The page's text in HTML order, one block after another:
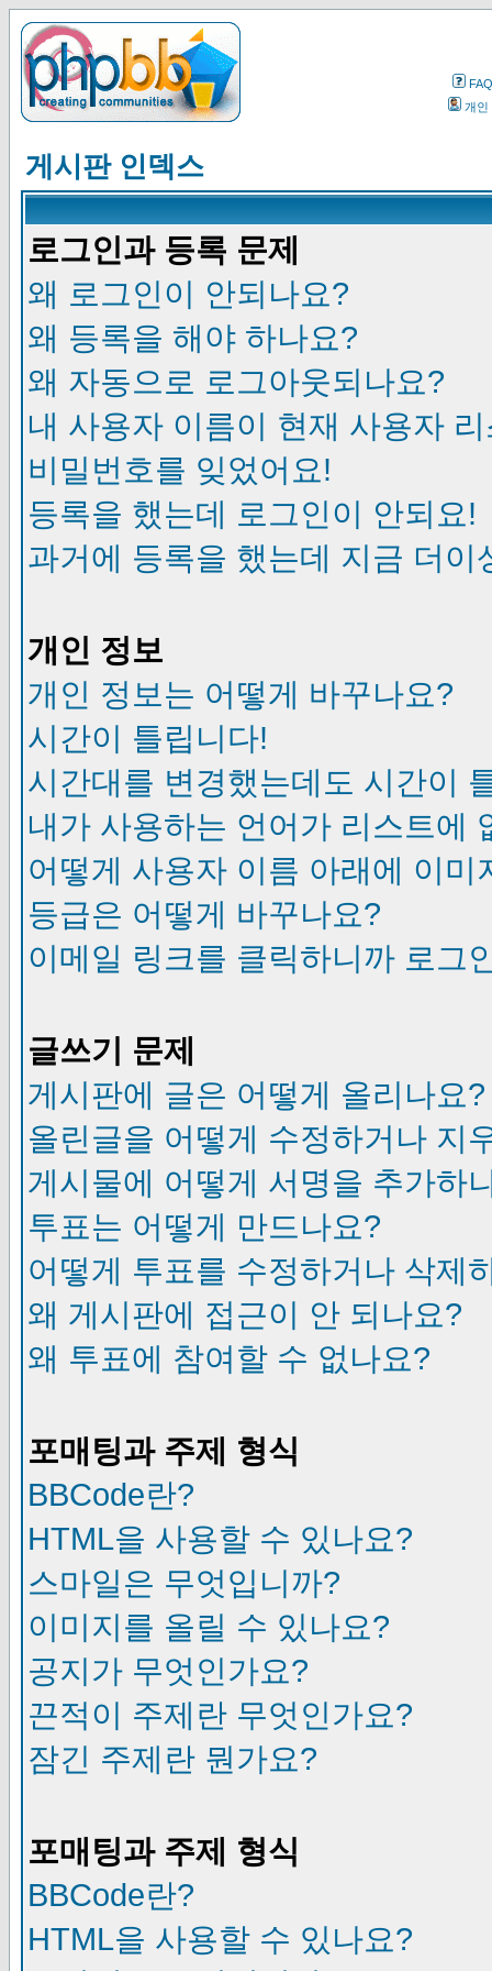
FAQ
개인
게시판 인덱스
로그인과 등록 문제
왜 로그인이 안되나요?
왜 등록을 해야 하나요?
왜 자동으로 로그아웃되나요?
내 사용자 이름이 현재 사용자
비밀번호를 잊었어요!
등록을 했는데 로그인이 안되요!
과거에 등록을 했는데 지금 더이
개인 정보
개인 정보는 어떻게 바꾸나요?
시간이 틀립니다!
시간대를 변경했는데도 시간이
내가 사용하는 언어가 리스트에
어떻게 사용자 이름 아래에 이미
등급은 어떻게 바꾸나요?
이메일 링크를 클릭하니까 로그
글쓰기 문제
게시판에 글은 어떻게 올리나요?
올린글을 어떻게 수정하거나 지
게시물에 어떻게 서명을 추가하
투표는 어떻게 만드나요?
어떻게 투표를 수정하거나 삭제
왜 게시판에 접근이 안 되나요?
왜 투표에 참여할 수 없나요?
포매팅과 주제 형식
BBCode란?
HTML을 사용할 수 있나요?
스마일은 무엇입니까?
이미지를 올릴 수 있나요?
공지가 무엇인가요?
끈적이 주제란 무엇인가요?
잠긴 주제란 뭔가요?
포매팅과 주제 형식
BBCode란?
HTML을 사용할 수 있나요?